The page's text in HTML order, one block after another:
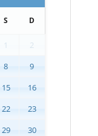
S D
1
2
8
9
15
16
22
23
29
30